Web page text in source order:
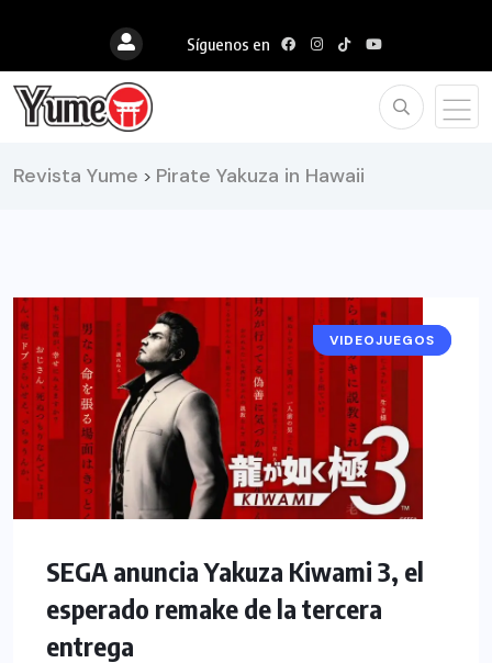
Síguenos en
Revista Yume > Pirate Yakuza in Hawaii
NOTICIAS
VIDEOJUEGOS
SEGA anuncia Yakuza Kiwami 3, el
esperado remake de la tercera
entrega